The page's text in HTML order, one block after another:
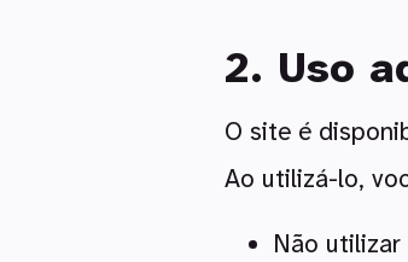
2. Uso
O site é
Ao utilizá-lo,
Não